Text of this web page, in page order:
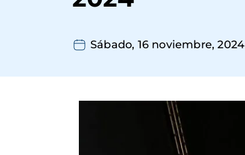
Sábado, 16 noviembre, 2024